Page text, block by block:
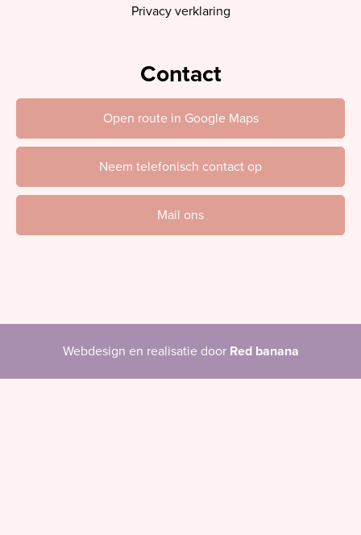
Privacy verklaring
Contact
Open route in Google Maps
Neem telefonisch contact op
Mail ons
Webdesign en realisatie door Red banana